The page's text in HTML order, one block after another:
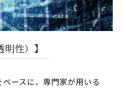
性）】
ースに、専門家が用いる